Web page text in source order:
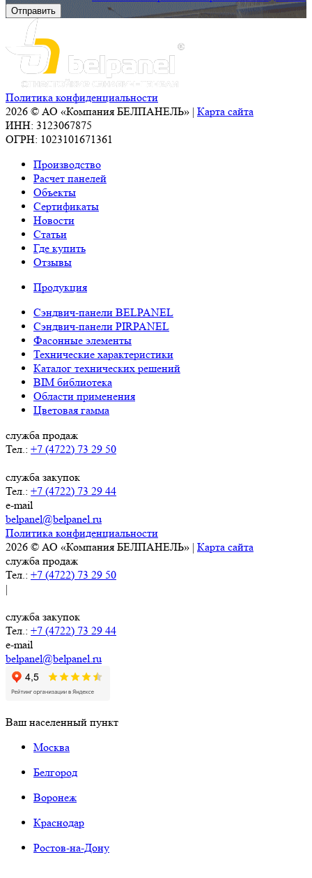
Политика конфиденциальности
2026 © АО «Компания БЕЛПАНЕЛЬ» | Карта сайта
ИНН: 3123067875
ОГРН: 1023101671361
Производство
Расчет панелей
Объекты
Сертификаты
Новости
Статьи
Где купить
Отзывы
Продукция
Сэндвич-панели BELPANEL
Сэндвич-панели PIRPANEL
Фасонные элементы
Технические характеристики
Каталог технических решений
BIM библиотека
Области применения
Цветовая гамма
служба продаж
Тел.: +7 (4722) 73 29 50
служба закупок
Тел.: +7 (4722) 73 29 44
e-mail
belpanel@belpanel.ru
Политика конфиденциальности
2026 © АО «Компания БЕЛПАНЕЛЬ» | Карта сайта
служба продаж
Тел.: +7 (4722) 73 29 50
|
служба закупок
Тел.: +7 (4722) 73 29 44
e-mail
belpanel@belpanel.ru
Ваш населенный пункт
Москва
Белгород
Воронеж
Краснодар
Ростов-на-Дону